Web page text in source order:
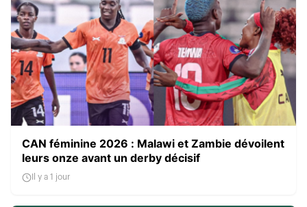
CAN féminine 2026 : Malawi et Zambie dévoilent
leurs onze avant un derby décisif
Il y a 1 jour